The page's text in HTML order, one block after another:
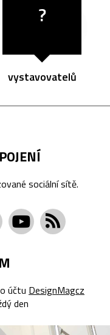
?
vystavovatelů
sociální sítě.
účtu DesignMagcz
den